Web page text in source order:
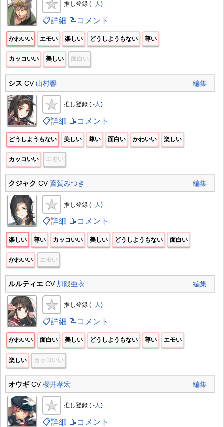
推し登録 ( -人)
📋詳細 📝コメント
かわいい エモい 楽しい どうしようもない 尊い
カッコいい 美しい 面白い
シス CV 山村響 編集
推し登録 ( -人)
📋詳細 📝コメント
どうしようもない 美しい 尊い 面白い かわいい 楽しい
カッコいい エモい
クジャク CV 斎賀みつき 編集
推し登録 ( -人 )
📋詳細 📝コメント
楽しい 尊い カッコいい 美しい どうしようもない 面白い
かわいい エモい
ルルティエCV 加隈亜衣 編集
推し登録 ( -人)
📋詳細 📝コメント
かわいい 面白い 美しい どうしようもない 尊い エモい
楽しい カッコいい
オウギCV櫻井孝宏 編集
推し登録 ( -人)
📋詳細 📝コメント